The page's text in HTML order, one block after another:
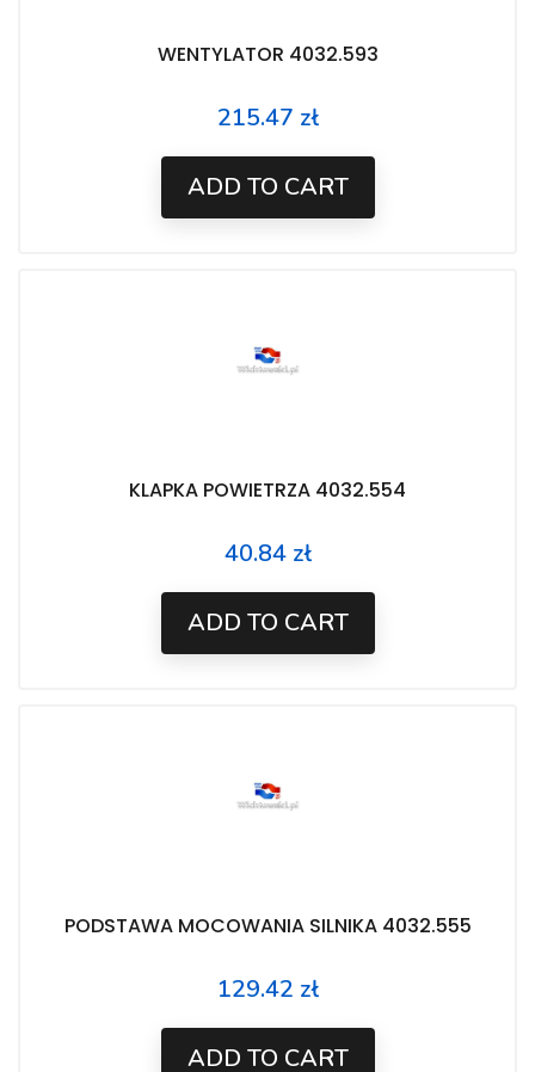
WENTYLATOR 4032.593
Price
215.47 zł
ADD TO CART
KLAPKA POWIETRZA 4032.554
Price
40.84 zł
ADD TO CART
PODSTAWA MOCOWANIA SILNIKA 4032.555
Price
129.42 zł
ADD TO CART